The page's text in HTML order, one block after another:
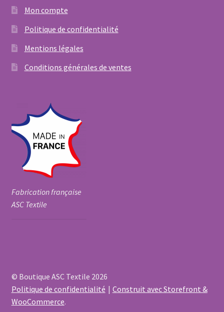
Mon compte
Politique de confidentialité
Mentions légales
Conditions générales de ventes
Fabrication française
ASC Textile
© Boutique ASC Textile 2026
Politique de confidentialité
Construit avec Storefront &
WooCommerce.